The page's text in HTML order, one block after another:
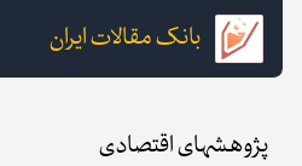
بانک مقالات ایران
پژوهشهای اقتصادی